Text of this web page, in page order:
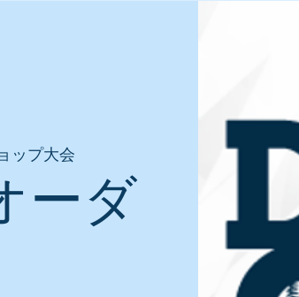
ップ大会
ーダ